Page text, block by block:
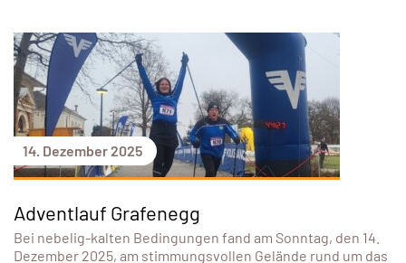
14. Dezember 2025
Adventlauf Grafenegg
Bei nebelig-kalten Bedingungen fand am Sonntag, den 14.
Dezember 2025, am stimmungsvollen Gelände rund um das